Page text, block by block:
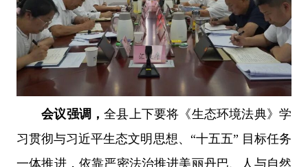
会议强调，全县上下要将《生态环境法典》学
习贯彻与习近平生态文明思想、“十五五” 目标任务
一体推进，依靠严密法治推进美丽丹巴、人与自然